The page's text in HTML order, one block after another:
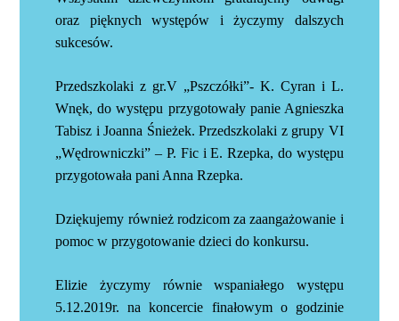
oraz pięknych występów i życzymy dalszych
sukcesów.
Przedszkolaki z gr.V „Pszczółki”- K. Cyran i L.
Wnęk, do występu przygotowały panie Agnieszka
Tabisz i Joanna Śnieżek. Przedszkolaki z grupy VI
„Wędrowniczki” – P. Fic i E. Rzepka, do występu
przygotowała pani Anna Rzepka.
Dziękujemy również rodzicom za zaangażowanie i
pomoc w przygotowanie dzieci do konkursu.
Elizie życzymy równie wspaniałego występu
5.12.2019r. na koncercie finałowym o godzinie